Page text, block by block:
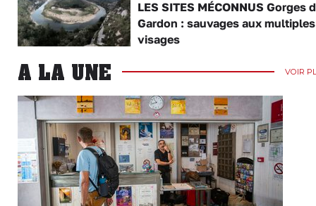
LES SITES MÉCONNUS Gorges
Gardon : sauvages aux multiples
visages
A LA UNE VOIR